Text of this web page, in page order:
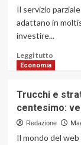
a
Parma
nascite:
è
anche
Parma
Il servizio
adattano in
investire...
Leggi tuttoLeggi
3
servizi
da
Economia
Trucchi e
centesimo:
Redazione
Il mondo del